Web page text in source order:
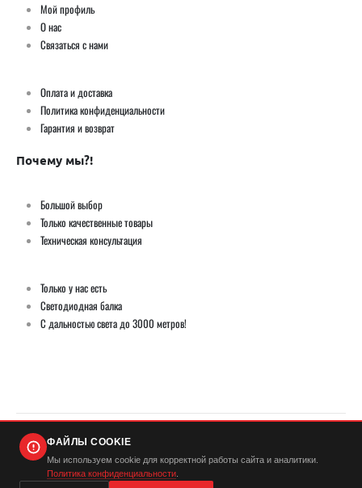
Мой профиль
О нас
Связаться с нами
Оплата и доставка
Политика конфиденциальности
Гарантия и возврат
Почему мы?!
Большой выбор
Только качественные товары
Техническая консультация
Только у нас есть
Светодиодная балка
С дальностью света до 3000 метров!
© Демич ИП (ИНН 501724446420) / Мистер Андерсон 2026. Все права защищены
...
ФАЙЛЫ COOKIE
Мы используем cookie для корректной работы сайта и аналитики.
Политика конфиденциальности